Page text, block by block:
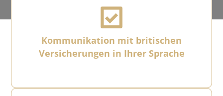
Kommunikation mit britischen
Versicherungen in Ihrer Sprache